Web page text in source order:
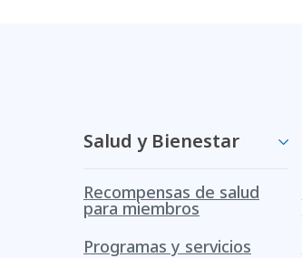
Salud y Bienestar
Recompensas de salud
para miembros
Programas y servicios